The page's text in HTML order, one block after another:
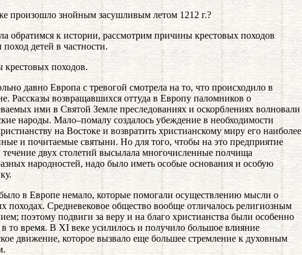
произошло знойным засушливым летом 1212 г.?
обратимся к истории, рассмотрим причины крестовых походов
детей в частности.
походов.
давно Европа с тревогой смотрела на то, что происходило в
Рассказы возвращавшихся оттуда в Европу паломников о
ими в Святой Земле преследованиях и оскорблениях волновали
народы. Мало–помалу создалось убеждение в необходимости
на Востоке и возвратить христианскому миру его наиболее
и почитаемые святыни. Но для того, чтобы на это предприятие
течение двух столетий высылала многочисленные полчища
народностей, надо было иметь особые основания и особую
в Европе немало, которые помогали осуществлению мысли о
походах. Средневековое общество вообще отличалось религиозным
поэтому подвиги за веру и на благо христианства были особенно
то время. В XI веке усилилось и получило большое влияние
движение, которое вызвало еще большее стремление к духовным